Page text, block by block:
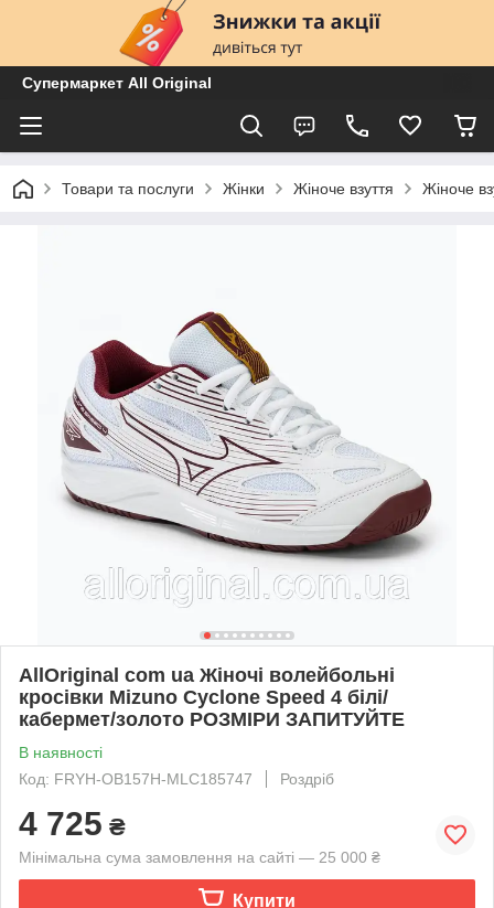
Супермаркет All Original
Товари та послуги Жінки Жіноче взуття Жіноче
AllOriginal com ua Жіночі волейбольні
кросівки Mizuno Cyclone Speed 4 білі/
кабермет/золото РОЗМІРИ ЗАПИТУЙТЕ
В наявності
Код: FRYH-OB157H-MLC185747
Роздріб
4 725 ₴
Мінімальна сума замовлення на сайті — 25 000 ₴
Купити